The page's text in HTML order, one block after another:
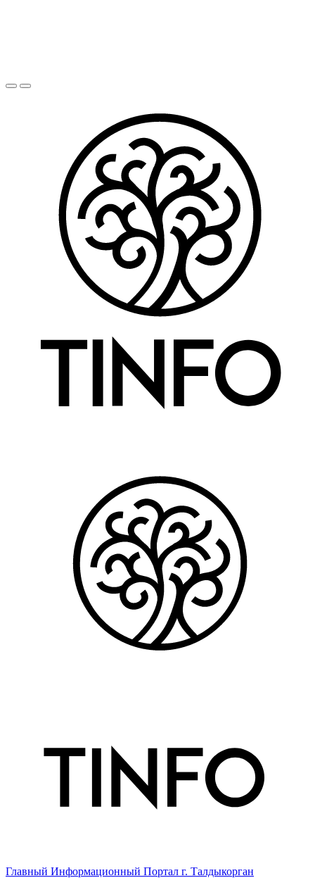
Главный Информационный Портал г. Талдыкорган